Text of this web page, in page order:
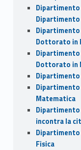
Dipartimento
Dottorato in
Dottorato in
Dipartimento
Dipartimento
Matematica
Dipartimento
incontra la
Dipartimento
Fisica